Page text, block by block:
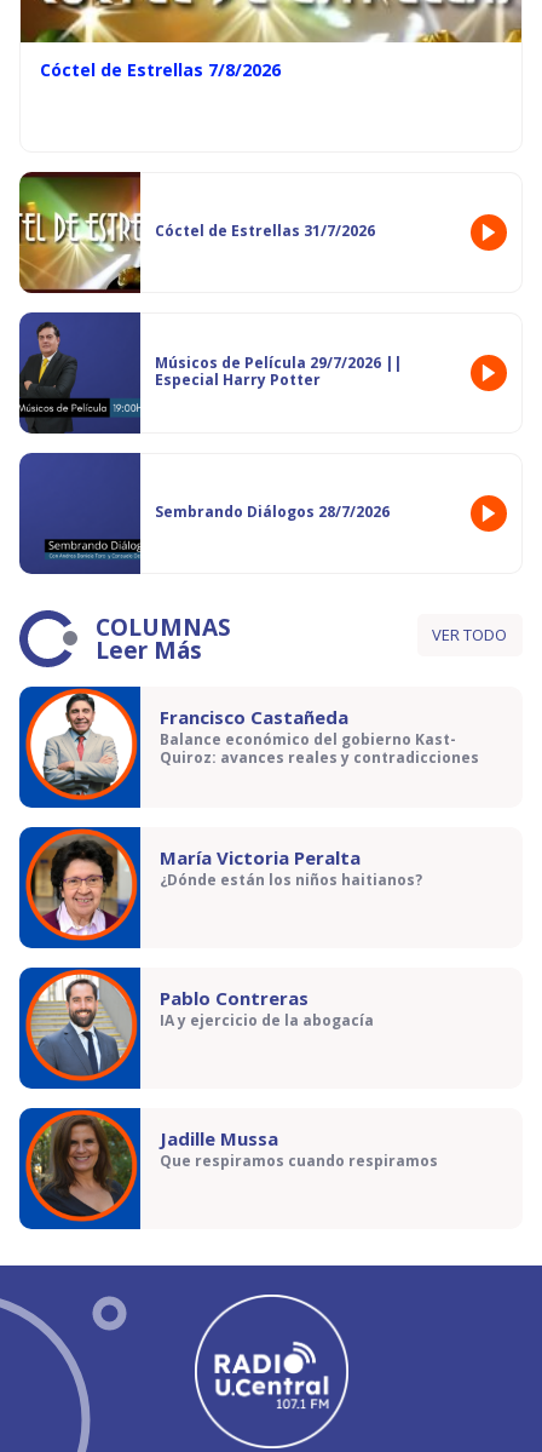
Cóctel de Estrellas 7/8/2026
Cóctel de Estrellas 31/7/2026
Músicos de Película 29/7/2026 ||
Especial Harry Potter
Sembrando Diálogos 28/7/2026
COLUMNAS
Leer Más VER TODO
Francisco Castañeda
Balance económico del gobierno Kast-
Quiroz: avances reales y contradicciones
María Victoria Peralta
¿Dónde están los niños haitianos?
Pablo Contreras
IA y ejercicio de la abogacía
Jadille Mussa
Que respiramos cuando respiramos